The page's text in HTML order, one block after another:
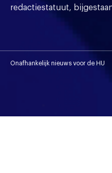
redactiestatuut,
Onafhankelijk nieuws voor de HU